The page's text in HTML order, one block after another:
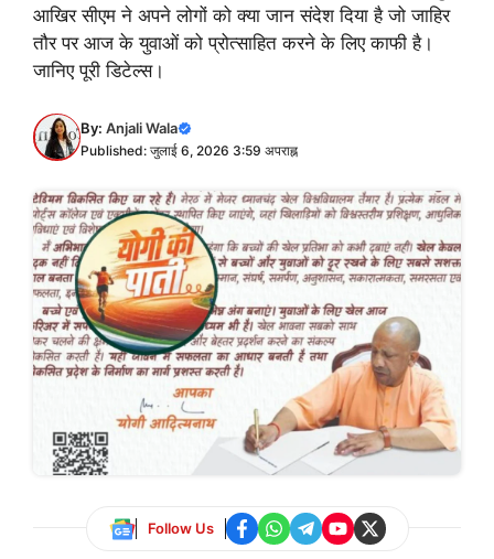
आखिर सीएम ने अपने लोगों को क्या जान संदेश दिया है जो जाहिर
तौर पर आज के युवाओं को प्रोत्साहित करने के लिए काफी है।
जानिए पूरी डिटेल्स।
By: Anjali Wala
Published: जुलाई 6, 2026 3:59 अपराह्न
Follow Us